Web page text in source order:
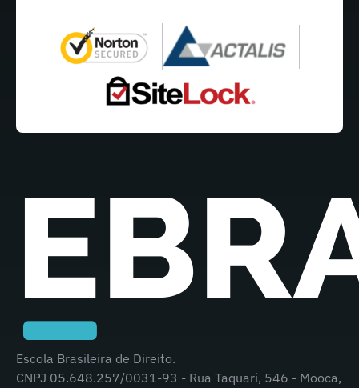
Escola Brasileira de Direito.
CNPJ 05.648.257/0031-93 - Rua Taquari, 546 - Mooca,